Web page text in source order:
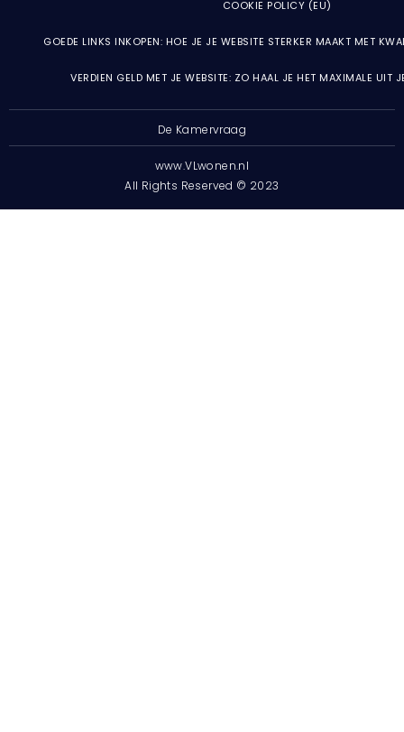
COOKIE POLICY (EU)
GOEDE LINKS INKOPEN: HOE JE JE WEBSITE STERKER MAAKT MET
VERDIEN GELD MET JE WEBSITE: ZO HAAL JE HET MAXIMALE UIT
De Kamervraag
www.VLwonen.nl
All Rights Reserved © 2023